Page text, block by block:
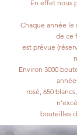
En effet nous
Chaque année le
de ce
est prévue
Environ 3000
rosé, 650
bouteilles